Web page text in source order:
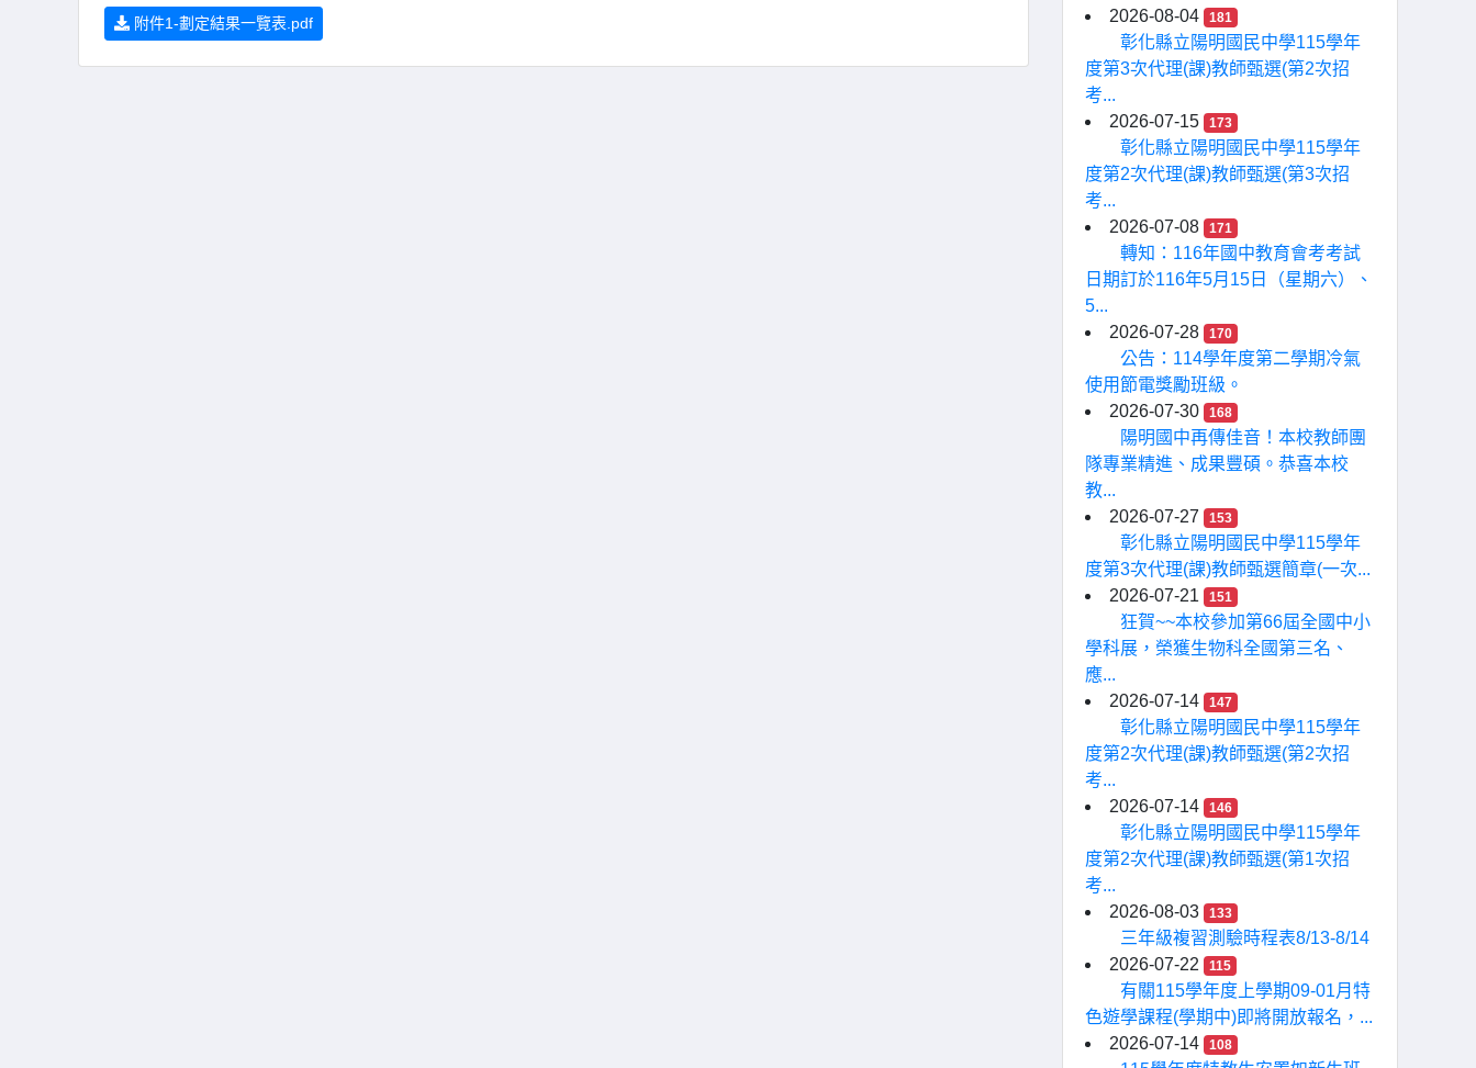
附件1-劃定結果一覽表.pdf
2026-08-04
181
彰化縣立陽明國民中學115學年
度第3次代理(課)教師甄選(第2次招
考...
2026-07-15
173
彰化縣立陽明國民中學115學年
度第2次代理(課)教師甄選(第3次招
考...
2026-07-08
171
轉知：116年國中教育會考考試
日期訂於116年5月15日（星期六）、
5...
2026-07-28
170
公告：114學年度第二學期冷氣
使用節電獎勵班級。
2026-07-30
168
陽明國中再傳佳音！本校教師團
隊專業精進、成果豐碩。恭喜本校
教...
2026-07-27
153
彰化縣立陽明國民中學115學年
度第3次代理(課)教師甄選簡章(一次...
2026-07-21
151
狂賀~~本校參加第66屆全國中小
學科展，榮獲生物科全國第三名、
應...
2026-07-14
147
彰化縣立陽明國民中學115學年
度第2次代理(課)教師甄選(第2次招
考...
2026-07-14
146
彰化縣立陽明國民中學115學年
度第2次代理(課)教師甄選(第1次招
考...
2026-08-03
133
三年級複習測驗時程表8/13-8/14
2026-07-22
115
有關115學年度上學期09-01月特
色遊學課程(學期中)即將開放報名，...
2026-07-14
108